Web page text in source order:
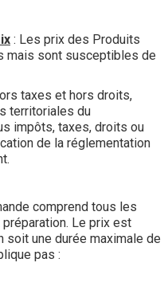
: Les prix des Produits
mais sont susceptibles de
taxes et hors droits,
territoriales du
impôts, taxes, droits ou
de la réglementation
comprend tous les
Le prix est
soit une durée maximale de
pas :